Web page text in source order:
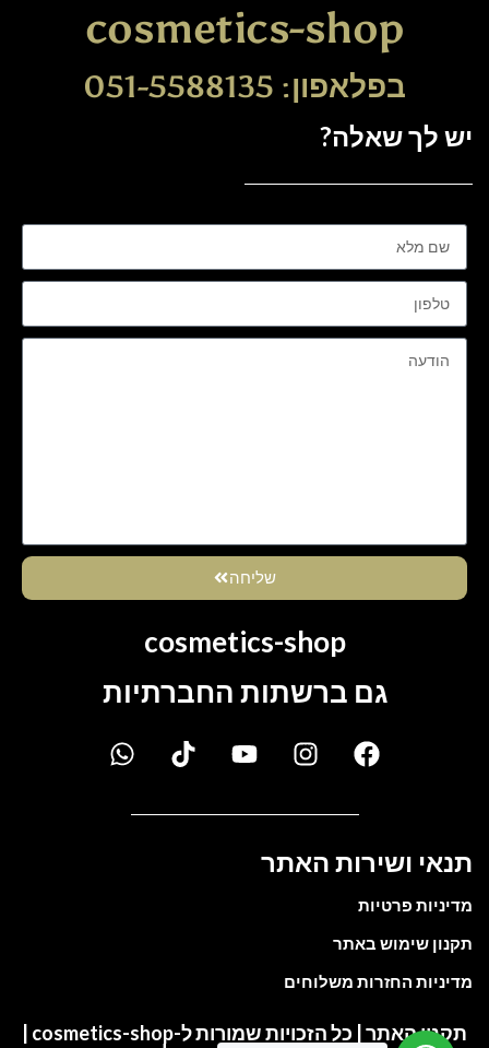
cosmetics-shop
בפלאפון: 051-5588135
יש לך שאלה?
שליחה
cosmetics-shop
גם ברשתות החברתיות
תנאי ושירות האתר
מדיניות פרטיות
תקנון שימוש באתר
מדיניות החזרות משלוחים
תקנון האתר | כל הזכויות שמורות ל-cosmetics-shop |